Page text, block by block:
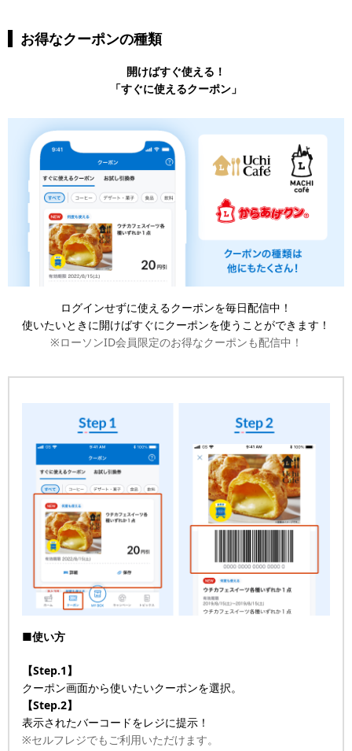
お得なクーポンの種類
開けばすぐ使える！
「すぐに使えるクーポン」
ログインせずに使えるクーポンを毎日配信中！
使いたいときに開けばすぐにクーポンを使うことができます！
※ローソンID会員限定のお得なクーポンも配信中！
■使い方
【Step.1】
クーポン画面から使いたいクーポンを選択。
【Step.2】
表示されたバーコードをレジに提示！
※セルフレジでもご利用いただけます。